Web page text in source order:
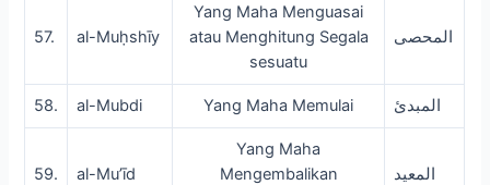
57. al-Muḥshīy
Yang Maha Menguasai
atau Menghitung Segala
sesuatu
المحصى
58. al-Mubdi Yang Maha Memulai المبدئ
59. al-Mu’īd
Yang Maha
Mengembalikan
المعيد